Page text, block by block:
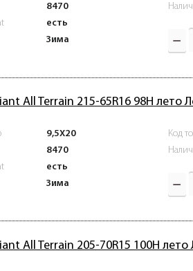
8470
есть
Зима
All Terrain 215-65R16 98H лето
9,5X20
8470
есть
Зима
Код
All Terrain 205-70R15 100H лето